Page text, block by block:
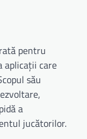
pentru
aplicații care
său
a
jucătorilor.